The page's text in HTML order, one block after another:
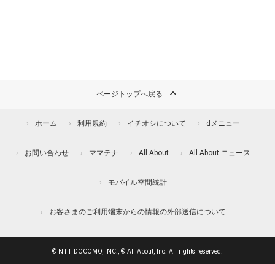
ページトップへ戻る
ホーム 利用規約 イチオシについて dメニュー
お問い合わせ ママテナ All About All About ニュース
モバイル空間統計
お客さまのご利用端末からの情報の外部送信について
© NTT DOCOMO, INC., © All About, Inc. All rights reserved.